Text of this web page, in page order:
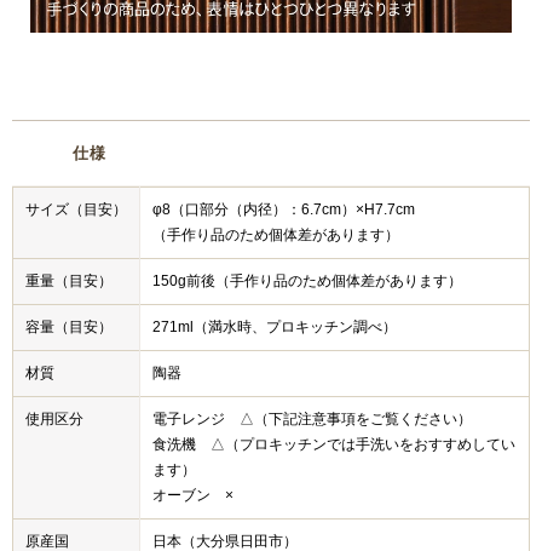
仕様
サイズ（目安）
φ8（口部分（内径）：6.7cm）×H7.7cm
（手作り品のため個体差があります）
重量（目安） 150g前後（手作り品のため個体差があります）
容量（目安） 271ml（満水時、プロキッチン調べ）
材質 陶器
使用区分
電子レンジ △（下記注意事項をご覧ください）
食洗機 △（プロキッチンでは手洗いをおすすめしてい
ます）
オーブン ×
原産国 日本（大分県日田市）